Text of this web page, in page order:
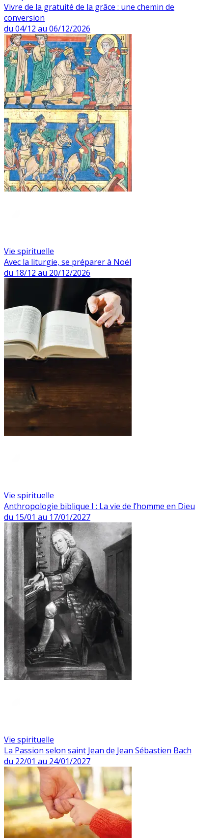
Vivre de la gratuité de la grâce : une chemin de
conversion
du 04/12 au 06/12/2026
Vie spirituelle
Avec la liturgie, se préparer à Noël
du 18/12 au 20/12/2026
Vie spirituelle
Anthropologie biblique I : La vie de l’homme en Dieu
du 15/01 au 17/01/2027
Vie spirituelle
La Passion selon saint Jean de Jean Sébastien Bach
du 22/01 au 24/01/2027